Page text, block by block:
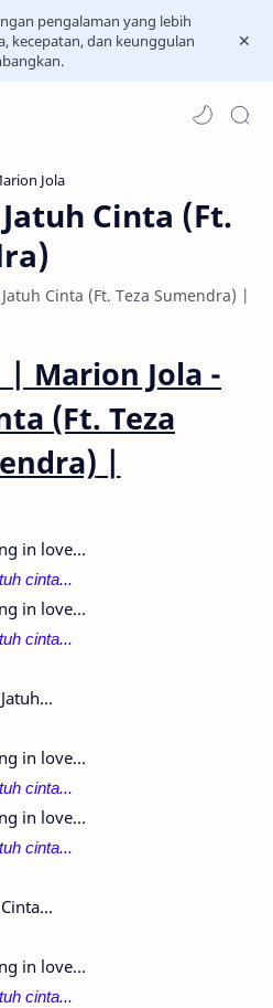
pengalaman yang lebih
kecepatan, dan keunggulan
Jola
Cinta (Ft.
Cinta (Ft. Teza Sumendra) |
| Marion Jola -
(Ft. Teza
|
in love...
cinta...
in love...
cinta...
Jatuh...
in love...
cinta...
in love...
cinta...
Cinta...
in love...
cinta...